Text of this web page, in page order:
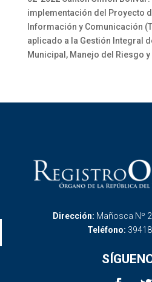
implementación del Proyecto
Información y Comunicación
aplicado a la Gestión Integral
Municipal, Manejo del Riesgo
Dirección: Mañosca Nº
Teléfono: